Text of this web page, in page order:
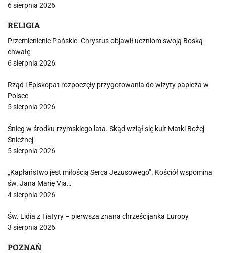
6 sierpnia 2026
RELIGIA
Przemienienie Pańskie. Chrystus objawił uczniom swoją Boską
chwałę
6 sierpnia 2026
Rząd i Episkopat rozpoczęły przygotowania do wizyty papieża w
Polsce
5 sierpnia 2026
Śnieg w środku rzymskiego lata. Skąd wziął się kult Matki Bożej
Śnieżnej
5 sierpnia 2026
„Kapłaństwo jest miłością Serca Jezusowego”. Kościół wspomina
św. Jana Marię Via…
4 sierpnia 2026
Św. Lidia z Tiatyry – pierwsza znana chrześcijanka Europy
3 sierpnia 2026
POZNAŃ